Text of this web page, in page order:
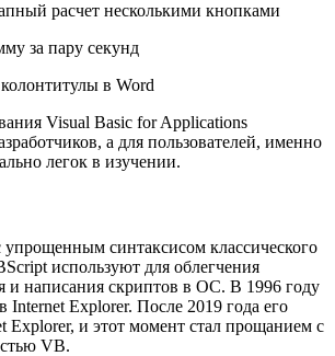
расчет несколькими кнопками
за пару секунд
в Word
Visual Basic for Applications
а для пользователей, именно
легок в изучении.
синтаксисом классического
используют для облегчения
и написания скриптов в ОС. В 1996 году
Internet Explorer. После 2019 года его
Explorer, и этот момент стал прощанием с
VB.